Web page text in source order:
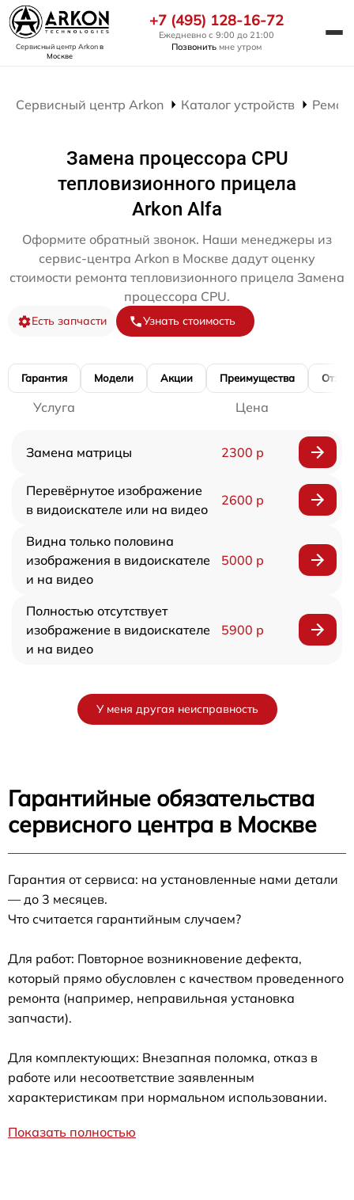
Сервисный центр Arkonв
Москве
+7 (495) 128-16-72
Ежедневно с 9:00 до 21:00
Позвонить мне утром
Сервисный центр Arkon Каталог устройств
Замена процессора CPU
тепловизионного прицела
Arkon Alfa
Оформите обратный звонок. Наши менеджеры из
сервис-центра Arkon в Москве дадут оценку
стоимости ремонта тепловизионного прицела Замена
процессора CPU.
Есть запчасти Узнать стоимость
Гарантия Модели Акции Преимущества
Услуга Цена
Замена матрицы 2300 р
Перевёрнутое изображение
в видоискателе или на видео
2600 р
Видна только половина
изображения в видоискателе
и на видео
5000 р
Полностью отсутствует
изображение в видоискателе
и на видео
5900 р
У меня другая неисправность
Гарантийные обязательства
сервисного центра в Москве
Гарантия от сервиса: на установленные нами детали
— до 3 месяцев.
Что считается гарантийным случаем?
Для работ: Повторное возникновение дефекта,
который прямо обусловлен с качеством проведенного
ремонта (например, неправильная установка
запчасти).
Для комплектующих: Внезапная поломка, отказ в
работе или несоответствие заявленным
характеристикам при нормальном использовании.
Показать полностью